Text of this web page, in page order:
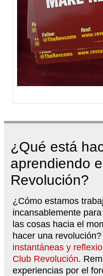
¿Qué está
aprendiendo
Revolución?
¿Cómo estamos
incansablemente
las cosas hacia el
hacer una revolución?
instantáneas y
Club Revolución.
experiencias por el